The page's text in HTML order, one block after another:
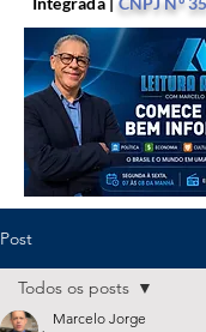
Post
Todos os posts
Marcelo Jorge